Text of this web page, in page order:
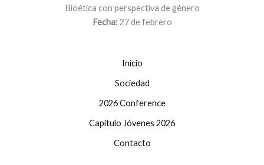
Bioética con perspectiva de género
Fecha:27 de febrero
Inicio
Sociedad
2026 Conference
Capítulo Jóvenes 2026
Contacto